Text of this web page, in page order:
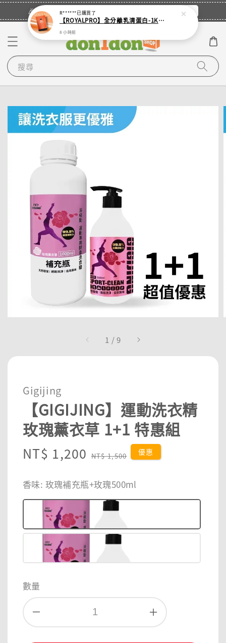
🎉登入會員・領取您的專屬折扣券！ 立即登入
搜尋
1 /9
Gigijing
【GIGIJING】運動洗衣精
玫瑰薰衣草 1+1 特惠組
Sale
NT$ 1,200 Regular
NT$ 1,500 優惠
香味: 玫瑰補充瓶+玫瑰500ml
數量
R******已購買了
【ROYALPRO】全分離乳清蛋白-1KG -多口味任選｜可加購湯匙
8 小時前